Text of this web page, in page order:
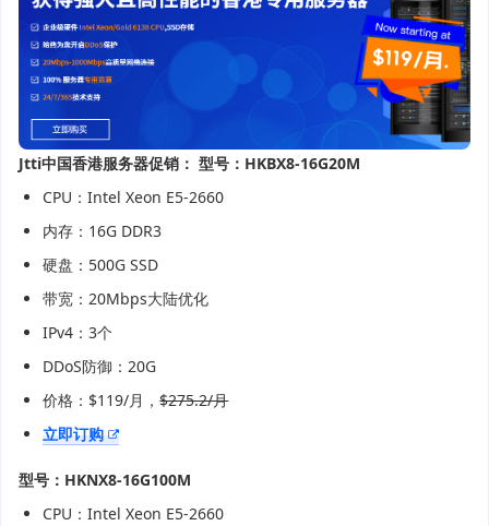
Jtti中国香港服务器促销： 型号：HKBX8-16G20M
CPU：Intel Xeon E5-2660
内存：16G DDR3
硬盘：500G SSD
带宽：20Mbps大陆优化
IPv4：3个
DDoS防御：20G
价格：$119/月，$275.2/月
立即订购
型号：HKNX8-16G100M
CPU：Intel Xeon E5-2660